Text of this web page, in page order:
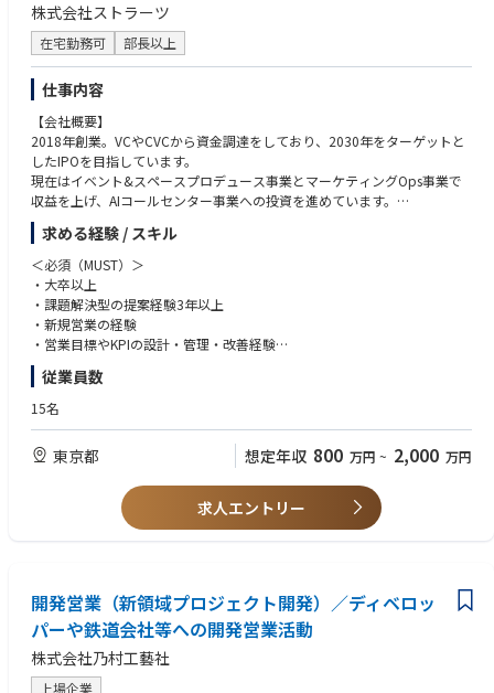
株式会社ストラーツ
在宅勤務可 部長以上
仕事内容
【会社概要】
2018年創業。VCやCVCから資金調達をしており、2030年をターゲットと
したIPOを目指しています。
現在はイベント&スペースプロデュース事業とマーケティングOps事業で
収益を上げ、AIコールセンター事業への投資を進めています。
【募集背景】
IPOを目指すコングロマリット型スタートアップでイベント&スペースプ
ロデュース事業とマーケティングOps 事業の Account Executive を募集し
ます。当社はレガシーマーケットに対してAIネイティブな事業モデルをも
って参入することで、ハイパフォーマンスとハイグロースを実現していま
す。当ポジションでは役員を直接のレポートラインとし、非連続な成長を
きたいと考えています。
事業が軌道に乗り、上場準備がまさにこれから本格的に始まる段階のた
め、あなたの力量を最大限活かしていただける環境です。
今だからこそ、ストックオプションの獲得や経営層へのスキルアップもし
【イベント事業本部について】
います。
【ポジションの魅力】
・社長室長として全社インパクトが出せるロールを担える
・1〜2年以内に取締役やCSOへの就任を想定
求める経験 / スキル
＜必須（MUST）＞
・大卒以上
・課題解決型の提案経験3年以上
・新規営業の経験
・営業目標やKPIの設計・管理・改善経験
・見積書や提案書の作成
※業界経験、マネジメント経験は不問です
※未経験領域についてはOJT等で伝達を予定しています
＜歓迎（WANT）＞
・マーケティング領域の実務経験
・事業の立ち上げフェーズの経験
・自社経営層と協働し、営業計画の策定・実行に携わった経験
・クライアント経営層との折衝を行う業務経験
る方
・スタートアップの未整備な環境において成長意欲を高く持ち、主体的に
アクションが取れる方
・変化の激しい環境において、他者のアドバイスや意見を元に、自身や組
織に前向きな影響を与えられる方
従業員数
15名
東京都 想定年収 800 万円 ~ 2,000 万円
求人エントリー
開発営業（新領域プロジェクト開発）／ディベロッ
パーや鉄道会社等への開発営業活動
株式会社乃村工藝社
上場企業